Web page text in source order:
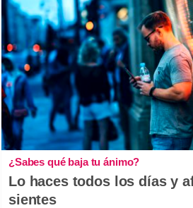
¿Sabes qué baja tu ánimo?
Lo haces todos los días y
sientes